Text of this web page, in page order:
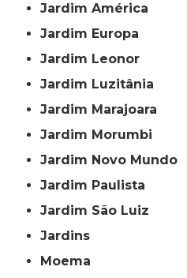
Jardim América
Jardim Europa
Jardim Leonor
Jardim Luzitânia
Jardim Marajoara
Jardim Morumbi
Jardim Novo Mundo
Jardim Paulista
Jardim São Luiz
Jardins
Moema